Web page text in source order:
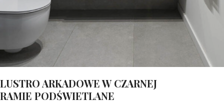
LUSTRO ARKADOWE W CZARNEJ
RAMIE PODŚWIETLANE